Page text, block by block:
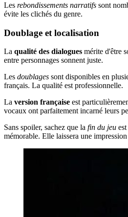
Les rebondissements narratifs sont
évite les clichés du genre.
Doublage et localisation
La qualité des dialogues mérite d'être
entre personnages sonnent juste.
Les doublages sont disponibles en
français. La qualité est professionnelle.
La version française est
vocaux ont parfaitement incarné leurs
Sans spoiler, sachez que la fin du jeu
mémorable. Elle laissera une